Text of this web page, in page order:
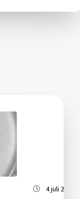
4 juli 2026